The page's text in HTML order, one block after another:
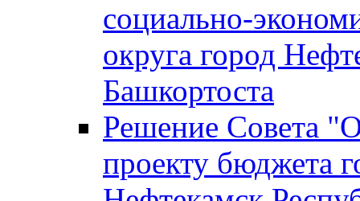
социально-
округа город
Башкортоста
Решение Совета
проекту бюджета